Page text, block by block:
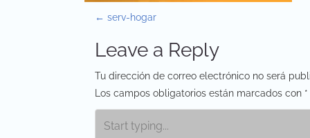
P
o
s
t
n
← serv-hogar
Leave a Reply
Tu dirección de correo electrónico no será
Los campos obligatorios están marcados con *